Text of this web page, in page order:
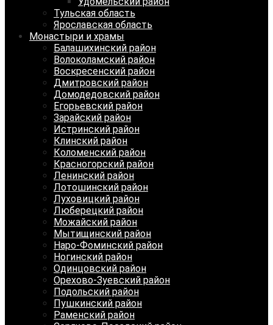
Тульская область
Ярославская область
Монастыри и храмы
Балашихинский район
Волоколамский район
Воскресенский район
Дмитровский район
Домодедовский район
Егорьевский район
Зарайский район
Истринский район
Клинский район
Коломенский район
Красногорский район
Ленинский район
Лотошинский район
Луховицкий район
Люберецкий район
Можайский район
Мытищинский район
Наро-Фоминский район
Ногинский район
Одинцовский район
Орехово-Зуевский район
Подольский район
Пушкинский район
Раменский район